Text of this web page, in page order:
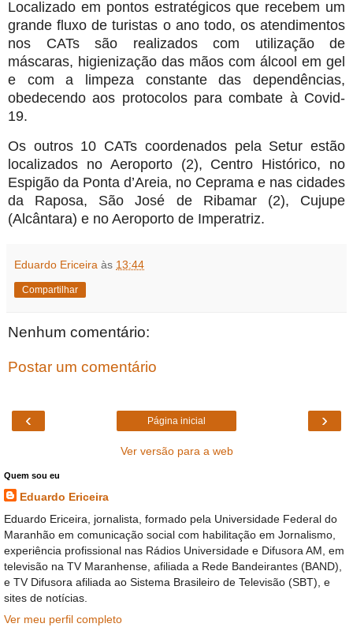
Localizado em pontos estratégicos que recebem um
grande fluxo de turistas o ano todo, os atendimentos
nos CATs são realizados com utilização de
máscaras, higienização das mãos com álcool em gel
e com a limpeza constante das dependências,
obedecendo aos protocolos para combate à Covid-
19.
Os outros 10 CATs coordenados pela Setur estão
localizados no Aeroporto (2), Centro Histórico, no
Espigão da Ponta d’Areia, no Ceprama e nas cidades
da Raposa, São José de Ribamar (2), Cujupe
(Alcântara) e no Aeroporto de Imperatriz.
Eduardo Ericeira às 13:44
Compartilhar
Nenhum comentário:
Postar um comentário
‹ ›
Página inicial
Ver versão para a web
Quem sou eu
Eduardo Ericeira
Eduardo Ericeira, jornalista, formado pela Universidade Federal do
Maranhão em comunicação social com habilitação em Jornalismo,
experiência profissional nas Rádios Universidade e Difusora AM, em
televisão na TV Maranhense, afiliada a Rede Bandeirantes (BAND),
e TV Difusora afiliada ao Sistema Brasileiro de Televisão (SBT), e
sites de notícias.
Ver meu perfil completo